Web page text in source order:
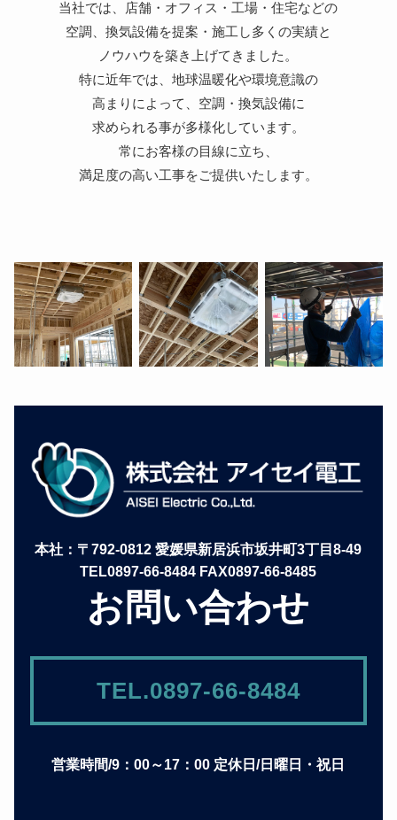
当社では、店舗・オフィス・工場・住宅などの
空調、換気設備を提案・施工し多くの実績と
ノウハウを築き上げてきました。
特に近年では、地球温暖化や環境意識の
高まりによって、空調・換気設備に
求められる事が多様化しています。
常にお客様の目線に立ち、
満足度の高い工事をご提供いたします。
本社：〒792-0812 愛媛県新居浜市坂井町3丁目8-49
TEL0897-66-8484 FAX0897-66-8485
お問い合わせ
TEL.0897-66-8484
営業時間/9：00～17：00 定休日/日曜日・祝日